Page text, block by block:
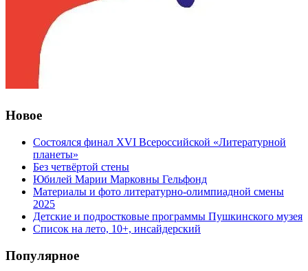
Новое
Состоялся финал XVI Всероссийской «Литературной
планеты»
Без четвёртой стены
Юбилей Марии Марковны Гельфонд
Материалы и фото литературно-олимпиадной смены
2025
Детские и подростковые программы Пушкинского музея
Список на лето, 10+, инсайдерский
Популярное